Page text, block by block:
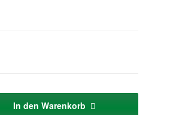
In den Warenkorb